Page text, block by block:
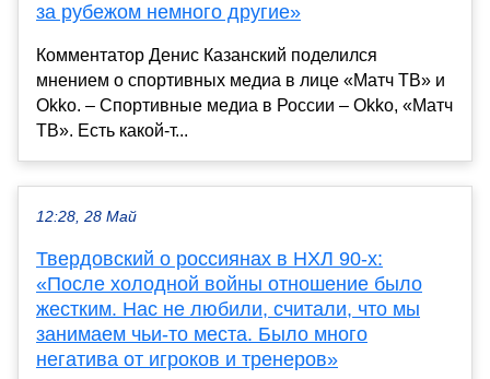
за рубежом немного другие»
Комментатор Денис Казанский поделился
мнением о спортивных медиа в лице «Матч ТВ» и
Okko. – Спортивные медиа в России – Okko, «Матч
ТВ». Есть какой-т...
12:28, 28 Май
Твердовский о россиянах в НХЛ 90-х:
«После холодной войны отношение было
жестким. Нас не любили, считали, что мы
занимаем чьи-то места. Было много
негатива от игроков и тренеров»